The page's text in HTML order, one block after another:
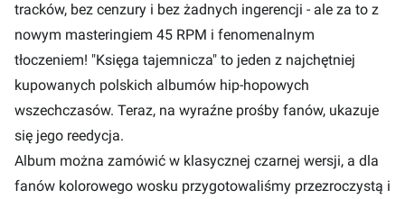
tracków, bez cenzury i bez żadnych ingerencji - ale za to z
nowym masteringiem 45 RPM i fenomenalnym
tłoczeniem! "Księga tajemnicza" to jeden z najchętniej
kupowanych polskich albumów hip-hopowych
wszechczasów. Teraz, na wyraźne prośby fanów, ukazuje
się jego reedycja.
Album można zamówić w klasycznej czarnej wersji, a dla
fanów kolorowego wosku przygotowaliśmy przezroczystą i